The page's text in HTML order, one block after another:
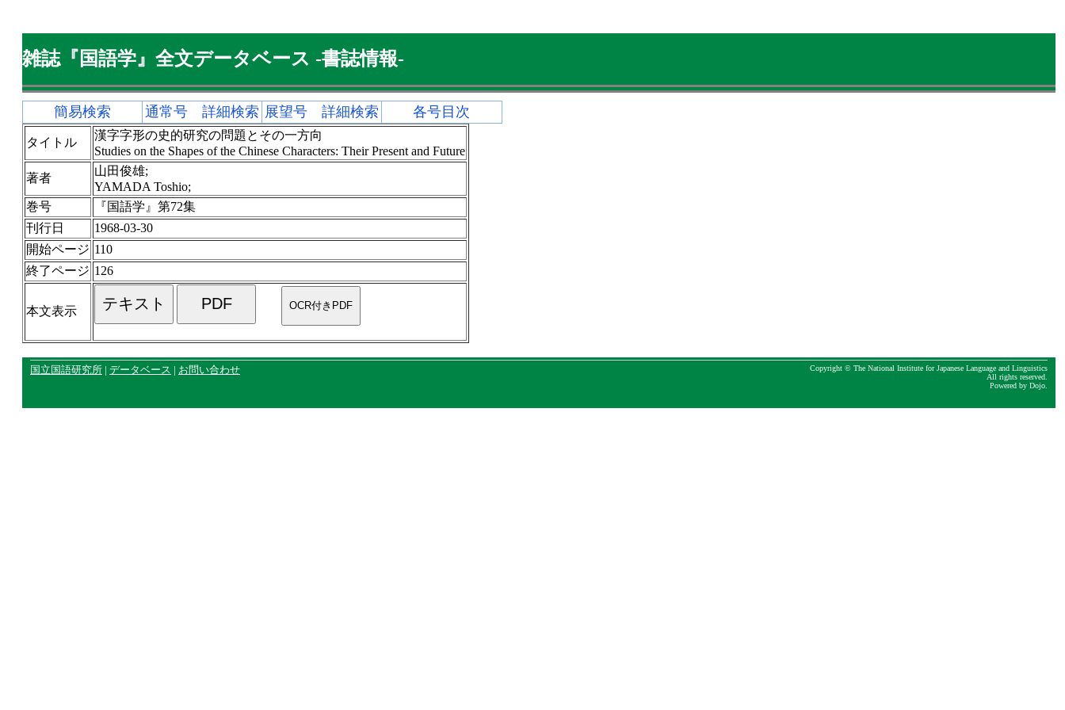
雑誌『国語学』全文データベース -書誌情報-
簡易検索 通常号 詳細検索 展望号 詳細検索 各号目次
タイトル
漢字字形の史的研究の問題とその一方向
Studies on the Shapes of the Chinese Characters: Their Present and Future
著者
山田俊雄;
YAMADA Toshio;
巻号
『国語学』第72集
刊行日
1968-03-30
開始ページ 110
終了ページ 126
本文表示
国立国語研究所 | データベース | お問い合わせ
Copyright © The National Institute for Japanese Language and Linguistics
All rights reserved.
Powered by Dojo